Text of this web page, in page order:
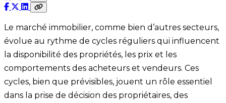
Le marché immobilier, comme bien d’autres secteurs,
évolue au rythme de cycles réguliers qui influencent
la disponibilité des propriétés, les prix et les
comportements des acheteurs et vendeurs. Ces
cycles, bien que prévisibles, jouent un rôle essentiel
dans la prise de décision des propriétaires, des